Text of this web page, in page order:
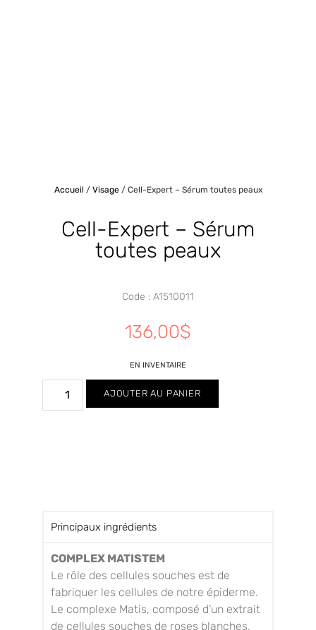
Accueil / Visage/ Cell-Expert – Sérum toutes peaux
Cell-Expert – Sérum
toutes peaux
Code : A1510011
136,00$
EN INVENTAIRE
AJOUTER AU PANIER
Principaux ingrédients
COMPLEX MATISTEM
Le rôle des cellules souches est de
fabriquer les cellules de notre épiderme.
Le complexe Matis, composé d’un extrait
de cellules souches de roses blanches,